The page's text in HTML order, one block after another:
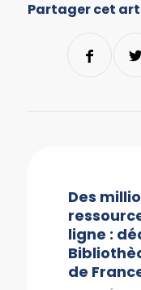
Partager cet
Des
ligne :
de